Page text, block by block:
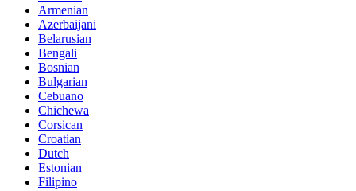
Armenian
Azerbaijani
Belarusian
Bengali
Bosnian
Bulgarian
Cebuano
Chichewa
Corsican
Croatian
Dutch
Estonian
Filipino